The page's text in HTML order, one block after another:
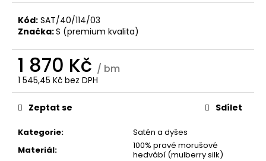
Kód: SAT/40/114/03
Značka:S (premium kvalita)
1 870 Kč / bm
1 545,45 Kč bez DPH
Měrná
cena:
Kategorie:
Satén a dyšes
Materiál:
100% pravé morušové
hedvábí (mulberry silk)
Zeptat se Sdílet